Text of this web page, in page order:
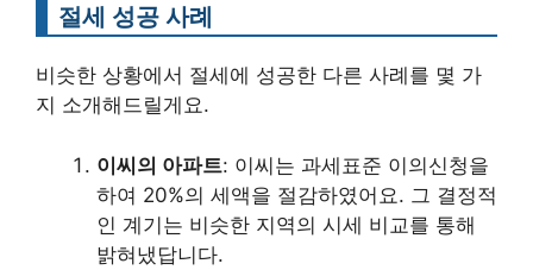
절세 성공 사례
비슷한 상황에서 절세에 성공한 다른 사례를 몇 가
지 소개해드릴게요.
이씨의 아파트: 이씨는 과세표준 이의신청을
하여 20%의 세액을 절감하였어요. 그 결정적
인 계기는 비슷한 지역의 시세 비교를 통해
밝혀냈답니다.